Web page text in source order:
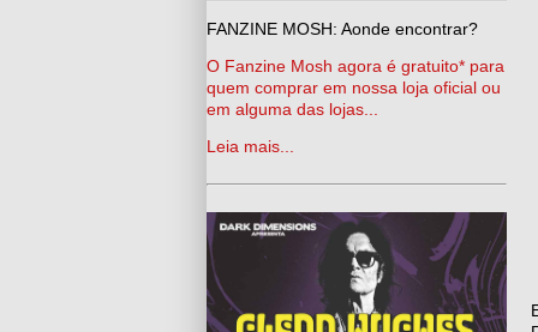
FANZINE MOSH: Aonde encontrar?
O Fanzine Mosh agora é gratuito* para
quem comprar em nossa loja oficial ou
em alguma das lojas...
Leia mais...